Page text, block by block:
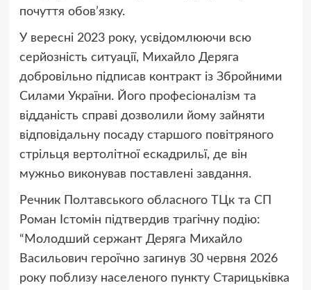
почуття обов’язку.
У вересні 2023 року, усвідомлюючи всю
серйозність ситуації, Михайло Деряга
добровільно підписав контракт із Збройними
Силами України. Його професіоналізм та
відданість справі дозволили йому зайняти
відповідальну посаду старшого повітряного
стрільця вертолітної ескадрильї, де він
мужньо виконував поставлені завдання.
Речник Полтавського обласного ТЦк та СП
Роман Істомін підтвердив трагічну подію:
“Молодший сержант Деряга Михайло
Васильович героїчно загинув 30 червня 2026
року поблизу населеного пункту Старицьківка